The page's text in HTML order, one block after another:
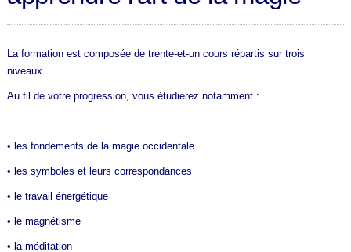
La formation est composée de trente-et-un cours répartis sur trois
niveaux.
Au fil de votre progression, vous étudierez notamment :
• les fondements de la magie occidentale
• les symboles et leurs correspondances
• le travail énergétique
• le magnétisme
• la méditation